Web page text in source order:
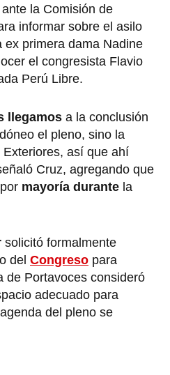
la Comisión de
informar sobre el asilo
ex primera dama Nadine
el congresista Flavio
Perú Libre.
llegamos a la conclusión
el pleno, sino la
así que ahí
Cruz, agregando que
mayoría durante la
solicitó formalmente
del Congreso para
de Portavoces consideró
adecuado para
del pleno se